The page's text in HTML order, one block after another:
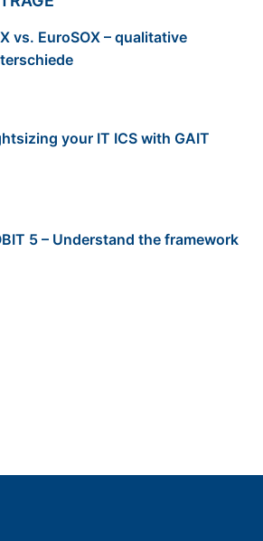
vs. EuroSOX – qualitative
your IT ICS with GAIT
5 – Understand the framework